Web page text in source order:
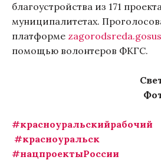
благоустройства из 171
муниципалитетах.
платформе
помощью волонтеров ФКГС.
#красноуральскийрабочий
#красноуральск
#нацпроектыРоссии